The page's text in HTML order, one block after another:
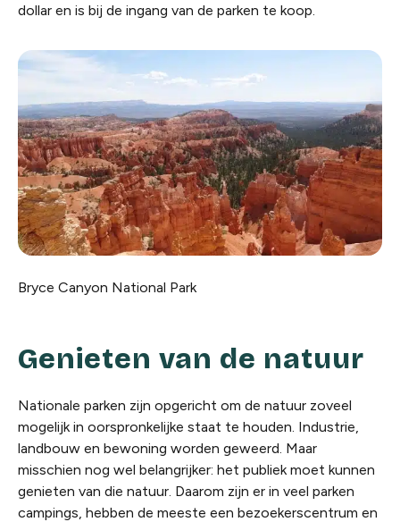
dollar en is bij de ingang van de parken te koop.
Bryce Canyon National Park
Genieten van de natuur
Nationale parken zijn opgericht om de natuur zoveel
mogelijk in oorspronkelijke staat te houden. Industrie,
landbouw en bewoning worden geweerd. Maar
misschien nog wel belangrijker: het publiek moet kunnen
genieten van die natuur. Daarom zijn er in veel parken
campings, hebben de meeste een bezoekerscentrum en